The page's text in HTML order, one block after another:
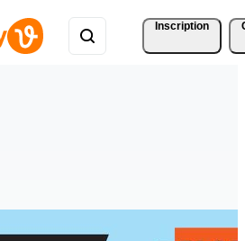
Inscription